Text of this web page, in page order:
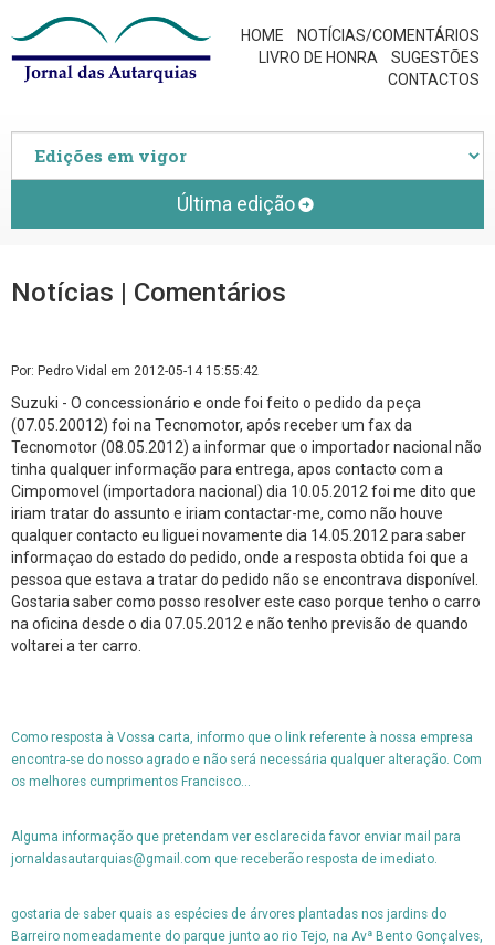
HOME
NOTÍCIAS/COMENTÁRIOS
LIVRO DE HONRA
SUGESTÕES
CONTACTOS
Última edição
Notícias | Comentários
Por: Pedro Vidal em 2012-05-14 15:55:42
Suzuki - O concessionário e onde foi feito o pedido da peça
(07.05.20012) foi na Tecnomotor, após receber um fax da
Tecnomotor (08.05.2012) a informar que o importador nacional não
tinha qualquer informação para entrega, apos contacto com a
Cimpomovel (importadora nacional) dia 10.05.2012 foi me dito que
iriam tratar do assunto e iriam contactar-me, como não houve
qualquer contacto eu liguei novamente dia 14.05.2012 para saber
informaçao do estado do pedido, onde a resposta obtida foi que a
pessoa que estava a tratar do pedido não se encontrava disponível.
Gostaria saber como posso resolver este caso porque tenho o carro
na oficina desde o dia 07.05.2012 e não tenho previsão de quando
voltarei a ter carro.
Como resposta à Vossa carta, informo que o link referente à nossa empresa
encontra-se do nosso agrado e não será necessária qualquer alteração. Com
os melhores cumprimentos Francisco...
Alguma informação que pretendam ver esclarecida favor enviar mail para
jornaldasautarquias@gmail.com que receberão resposta de imediato.
gostaria de saber quais as espécies de árvores plantadas nos jardins do
Barreiro nomeadamente do parque junto ao rio Tejo, na Avª Bento Gonçalves,